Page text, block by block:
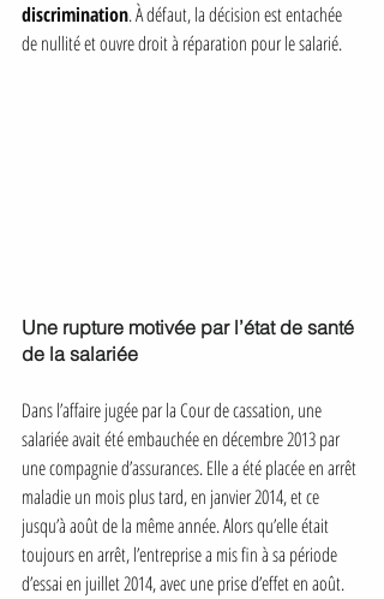
discrimination. À défaut, la décision est entachée
de nullité et ouvre droit à réparation pour le salarié.
Une rupture motivée par l’état de santé
de la salariée
Dans l’affaire jugée par la Cour de cassation, une
salariée avait été embauchée en décembre 2013 par
une compagnie d’assurances. Elle a été placée en arrêt
maladie un mois plus tard, en janvier 2014, et ce
jusqu’à août de la même année. Alors qu’elle était
toujours en arrêt, l’entreprise a mis fin à sa période
d’essai en juillet 2014, avec une prise d’effet en août.